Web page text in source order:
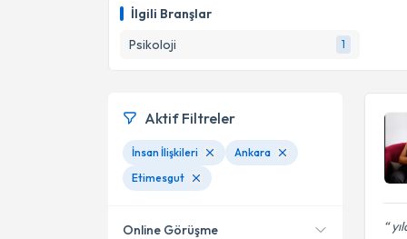
İlgili Branşlar
Psikoloji
1
Aktif Filtreler
İnsan İlişkileri
Ankara
Etimesgut
Online Görüşme